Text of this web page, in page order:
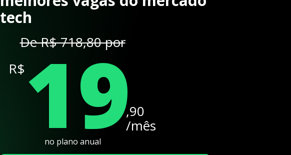
tech
De R$ 718,80 por
R$ 19,90
/mês
no plano anual